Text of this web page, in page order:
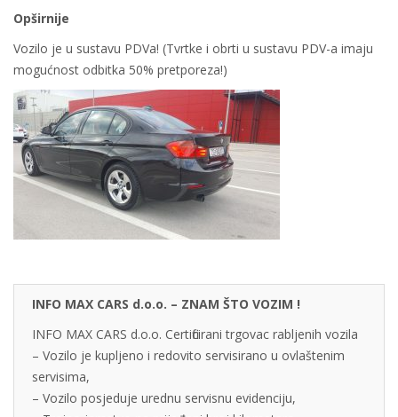
Opširnije
Vozilo je u sustavu PDVa! (Tvrtke i obrti u sustavu PDV-a imaju
mogućnost odbitka 50% pretporeza!)
INFO MAX CARS d.o.o. – ZNAM ŠTO VOZIM !
INFO MAX CARS d.o.o. Certificirani trgovac rabljenih vozila
– Vozilo je kupljeno i redovito servisirano u ovlaštenim
servisima,
– Vozilo posjeduje urednu servisnu evidenciju,